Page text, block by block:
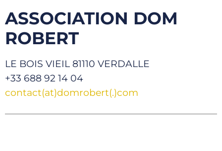
ASSOCIATION DOM
ROBERT
LE BOIS VIEIL 81110 VERDALLE
+33 688 92 14 04
contact(at)domrobert(.)com